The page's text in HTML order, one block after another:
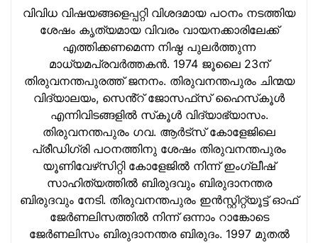
വിവിധ വിഷയങ്ങളെപ്പറ്റി വിശദമായ പഠനം നടത്തിയ
ശേഷം കൃത്യമായ വിവരം വായനക്കാരിലേക്ക്
എത്തിക്കണമെന്ന നിഷ്ഠ പുലര്‍ത്തുന്ന
മാധ്യമപ്രവര്‍ത്തകന്‍. 1974 ജൂലൈ 23ന്
തിരുവനന്തപുരത്ത് ജനനം. തിരുവനന്തപുരം ചിന്മയ
വിദ്യാലയം, സെൻ്റ് ജോസഫ്‌സ് ഹൈസ്‌കൂള്‍
എന്നിവിടങ്ങളില്‍ സ്‌കൂള്‍ വിദ്യാഭ്യാസം.
തിരുവനന്തപുരം ഗവ. ആര്‍ട്‌സ് കോളേജിലെ
പ്രീഡിഗ്രി പഠനത്തിനു ശേഷം തിരുവനന്തപുരം
യൂണിവേഴ്‌സിറ്റി കോളേജില്‍ നിന്ന് ഇംഗ്ലീഷ്
സാഹിത്യത്തില്‍ ബിരുദവും ബിരുദാനന്തര
ബിരുദവും നേടി. തിരുവനന്തപുരം ഇന്‍സ്റ്റിറ്റ്യൂട്ട് ഓഫ്
ജേര്‍ണലിസത്തില്‍ നിന്ന് ഒന്നാം റാങ്കോടെ
ജേര്‍ണലിസം ബിരുദാനന്തര ബിരുദം. 1997 മുതല്‍